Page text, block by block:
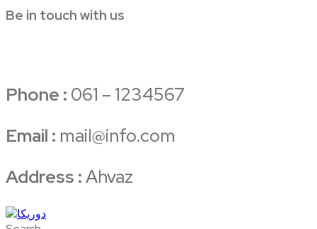
Be in touch with us
Phone : 061 – 1234567
Email : mail@info.com
Address :Ahvaz